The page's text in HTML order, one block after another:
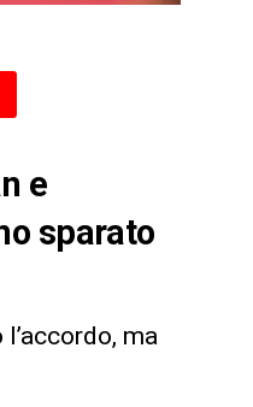
e
sparato
l’accordo, ma